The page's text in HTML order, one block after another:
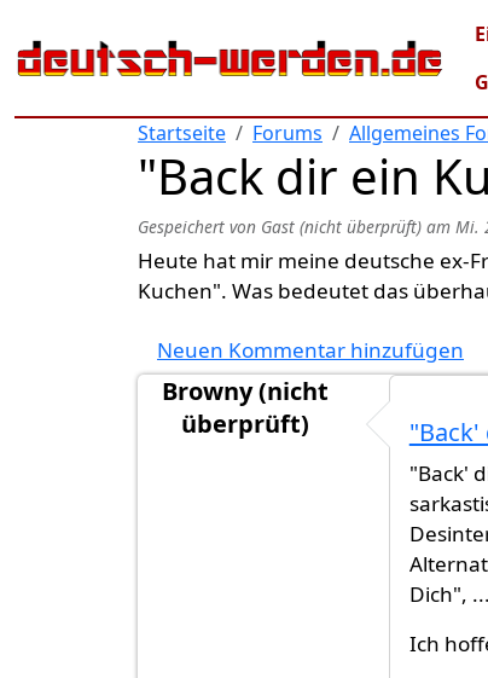
Startseite
Forums Allgemeines
"Back dir ein
Gespeichert von Gast (nicht überprüft) am Mi.
Heute hat mir meine deutsche ex-
Kuchen". Was bedeutet das
Neuen Kommentar hinzufügen
Browny (nicht
überprüft)
"Back'
"Back'
Dich",
Ich